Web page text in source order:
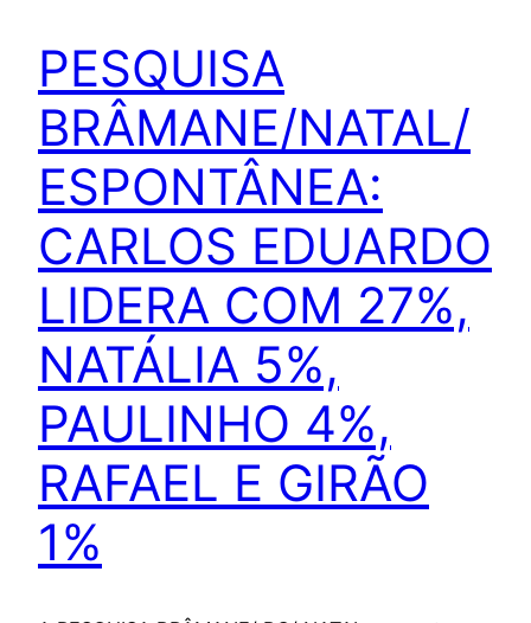
PESQUISA
BRÂMANE/NATAL/
ESPONTÂNEA:
CARLOS EDUARDO
LIDERA COM 27%,
NATÁLIA 5%,
PAULINHO 4%,
RAFAEL E GIRÃO
1%